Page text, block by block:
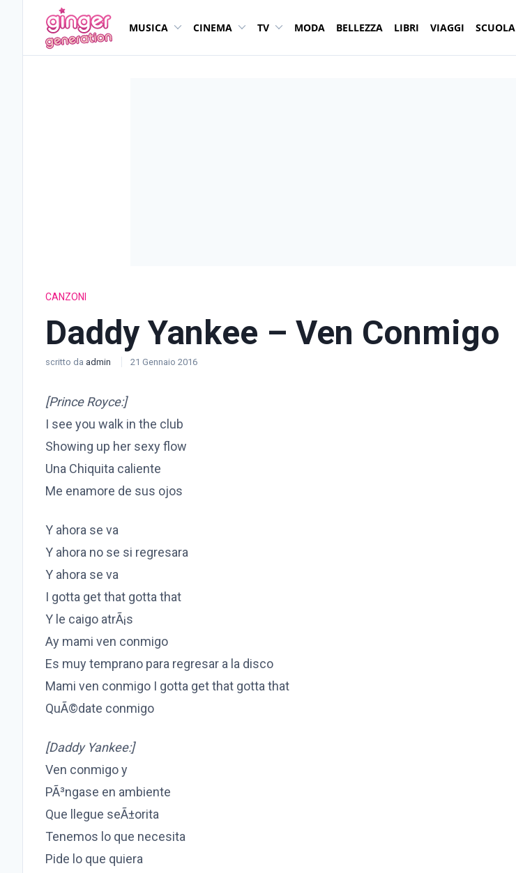
MUSICA CINEMA TV MODA BELLEZZA LIBRI VIAGGI SCUOLA
CANZONI
Daddy Yankee – Ven Conmigo
scritto da admin 21 Gennaio 2016
[Prince Royce:]
I see you walk in the club
Showing up her sexy flow
Una Chiquita caliente
Me enamore de sus ojos
Y ahora se va
Y ahora no se si regresara
Y ahora se va
I gotta get that gotta that
Y le caigo atrÃ¡s
Ay mami ven conmigo
Es muy temprano para regresar a la disco
Mami ven conmigo I gotta get that gotta that
QuÃ©date conmigo
[Daddy Yankee:]
Ven conmigo y
PÃ³ngase en ambiente
Que llegue seÃ±orita
Tenemos lo que necesita
Pide lo que quiera